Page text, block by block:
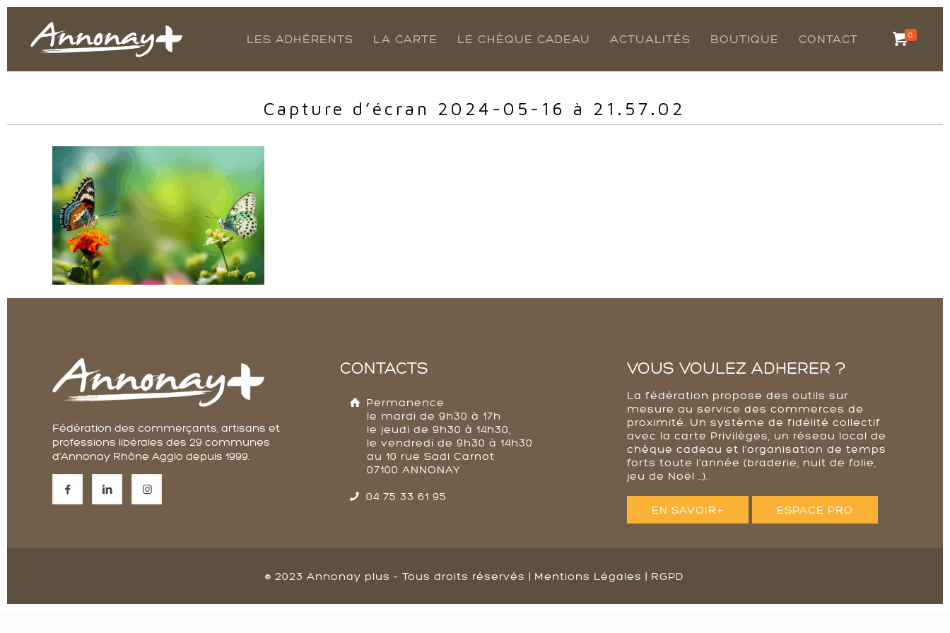
LES ADHÉRENTS LA CARTE LE CHÈQUE CADEAU ACTUALITÉS BOUTIQUE CONTACT 0
Capture d’écran 2024-05-16 à 21.57.02
Fédération des commerçants, artisans et
professions libérales des 29 communes
d'Annonay Rhône Agglo depuis 1999.
CONTACTS
Permanence
le mardi de 9h30 à 17h
le jeudi de 9h30 à 14h30,
le vendredi de 9h30 à 14h30
au 10 rue Sadi Carnot
07100 ANNONAY
04 75 33 61 95
VOUS VOULEZ ADHERER ?
La fédération propose des outils sur
mesure au service des commerces de
proximité. Un système de fidélité collectif
avec la carte Privilèges, un réseau local de
chèque cadeau et l'organisation de temps
forts toute l’année (braderie, nuit de folie,
jeu de Noël ..).
EN SAVOIR+ ESPACE PRO
© 2023 Annonay plus - Tous droits réservés | Mentions Légales | RGPD